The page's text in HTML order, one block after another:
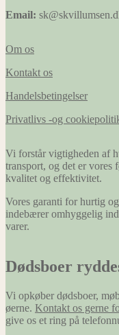
Email:
Om os
Kontakt os
Handelsbetingelser
Privatlivs -og
Vi forstår vigtigheden af
transport, og det er vores
kvalitet og effektivitet.
Vores garanti for hurtig
indebærer omhyggelig
varer.
Dødsboer
Vi opkøber dødsboer,
øerne. Kontakt os gerne
give os et ring på